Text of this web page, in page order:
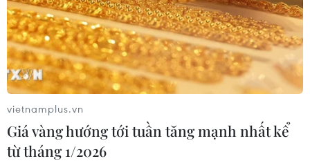
vietnamplus.vn
Giá vàng hướng tới tuần tăng mạnh nhất kể
từ tháng 1/2026